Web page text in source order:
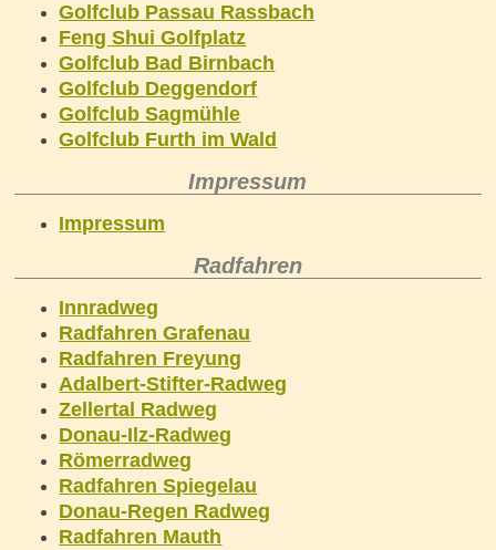
Golfclub Passau Rassbach
Feng Shui Golfplatz
Golfclub Bad Birnbach
Golfclub Deggendorf
Golfclub Sagmühle
Golfclub Furth im Wald
Impressum
Impressum
Radfahren
Innradweg
Radfahren Grafenau
Radfahren Freyung
Adalbert-Stifter-Radweg
Zellertal Radweg
Donau-Ilz-Radweg
Römerradweg
Radfahren Spiegelau
Donau-Regen Radweg
Radfahren Mauth